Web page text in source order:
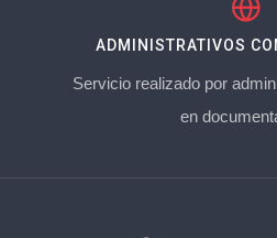
ADMINISTRATIVOS
Servicio realizado por
en